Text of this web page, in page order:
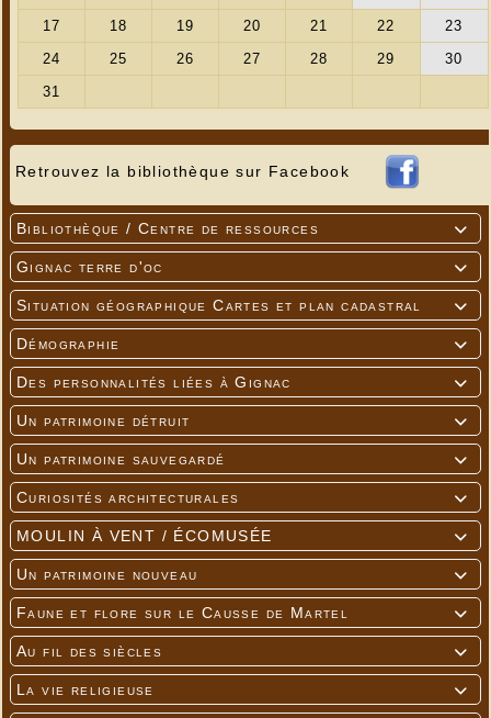
Retrouvez la bibliothèque sur Facebook

Bibliothèque / Centre de ressources

Gignac terre d'oc

Situation géographique Cartes et plan cadastral

Démographie

Des personnalités liées à Gignac

Un patrimoine détruit

Un patrimoine sauvegardé

Curiosités architecturales

MOULIN À VENT / ÉCOMUSÉE

Un patrimoine nouveau

Faune et flore sur le Causse de Martel

Au fil des siècles

La vie religieuse